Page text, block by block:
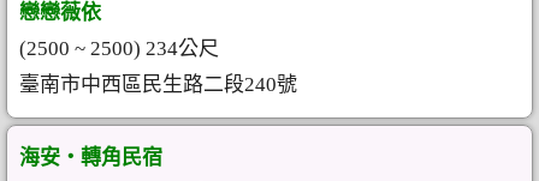
戀戀薇依
(2500 ~ 2500) 234公尺
臺南市中西區民生路二段240號
海安‧轉角民宿